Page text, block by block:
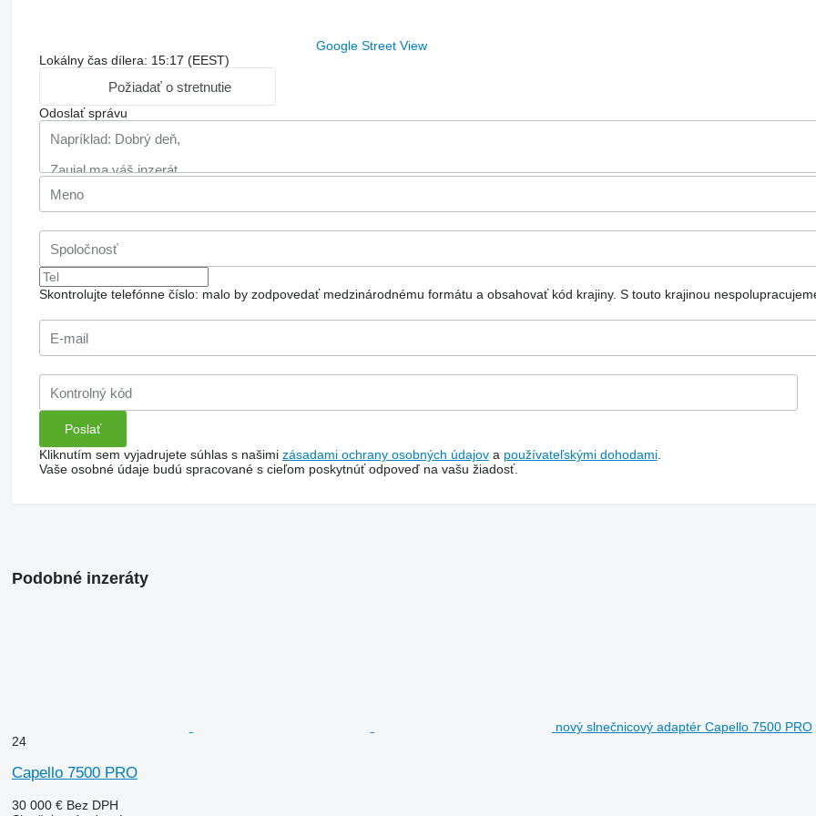
Google Street View
Lokálny čas dílera: 15:17 (EEST)
Požiadať o stretnutie
Odoslať správu
Skontrolujte telefónne číslo: malo by zodpovedať medzinárodnému formátu a obsahovať kód krajiny. S touto krajinou
Kliknutím sem vyjadrujete súhlas s našimi zásadami ochrany osobných údajova používateľskými dohodami.
Vaše osobné údaje budú spracované s cieľom poskytnúť odpoveď na vašu žiadosť.
Podobné inzeráty
nový slnečnicový adaptér Capello 7500 PRO
24
Capello 7500 PRO
30 000 € Bez DPH